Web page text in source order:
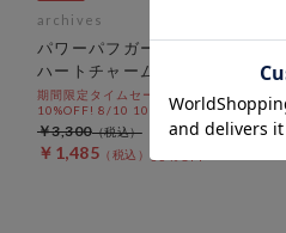
archives
パワーパフガールズバターカップ
ハートチャームポーチ
期間限定タイムセールSALE価格から更に
10%OFF! 8/10 10:00まで
￥1,485 55％OFF
￥3,300